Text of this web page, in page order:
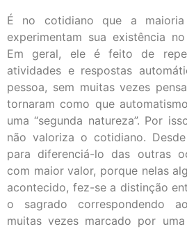
É no cotidiano que a maioria
experimentam sua existência
Em geral, ele é feito de
atividades e respostas
pessoa, sem muitas vezes
tornaram como que
uma “segunda natureza”. Por
não valoriza o cotidiano.
para diferenciá-lo das outras
com maior valor, porque nelas
acontecido, fez-se a distinção
o sagrado correspondendo
muitas vezes marcado por